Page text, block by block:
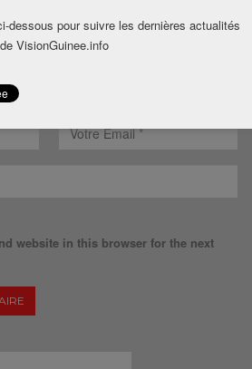
website in this browser for the next
dessous pour suivre les dernières actualités
de VisionGuinee.info